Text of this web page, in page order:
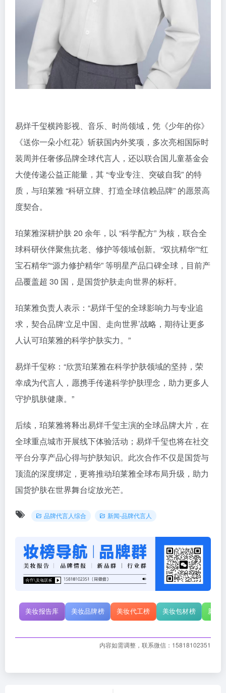
易烊千玺横跨影视、音乐、时尚领域，凭《少年的你》
《送你一朵小红花》斩获国内外奖项，多次亮相国际时
装周并任奢侈品牌全球代言人，还以联合国儿童基金会
大使传递公益正能量，其 “专业专注、突破自我” 的特
质，与珀莱雅 “科研立牌、打造全球信赖品牌” 的愿景高
度契合。​
珀莱雅深耕护肤 20 余年，以 “科学配方” 为核，联合全
球科研伙伴聚焦抗老、修护等领域创新。“双抗精华”“红
宝石精华”“源力修护精华” 等明星产品口碑全球，目前产
品覆盖超 30 国，是国货护肤走向世界的标杆。​
珀莱雅负责人表示：“易烊千玺的全球影响力与专业追
求，契合品牌‘立足中国、走向世界’战略，期待让更多
人认可珀莱雅的科学护肤实力。”​
易烊千玺称：“欣赏珀莱雅在科学护肤领域的坚持，荣
幸成为代言人，愿携手传递科学护肤理念，助力更多人
守护肌肤健康。”​
后续，珀莱雅将释出易烊千玺主演的全球品牌大片，在
全球重点城市开展线下体验活动；易烊千玺也将在社交
平台分享产品心得与护肤知识。此次合作不仅是国货与
顶流的深度绑定，更将推动珀莱雅全球布局升级，助力
国货护肤在世界舞台绽放光芒。
品牌代言人综合 新闻-品牌代言人
美妆报告库 美妆品牌榜 美妆代工榜 美妆包材榜 新原
内容如需调整，联系微信：15818102351